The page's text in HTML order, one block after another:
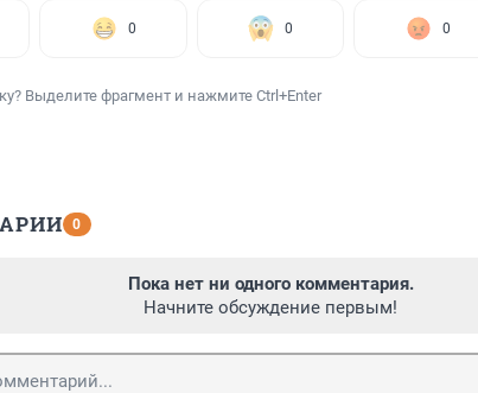
0 0 0
Выделите фрагмент и нажмите Ctrl+Enter
0
Пока нет ни одного комментария.
Начните обсуждение первым!